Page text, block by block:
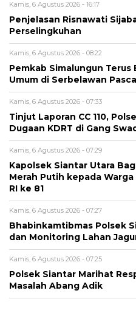
Kamis, 6 Agustus 2026 - 16:17
Penjelasan Risnawati
Perselingkuhan
Kamis, 6 Agustus 2026 - 08:22
Pemkab Simalungun
Umum di Serbelawan
Kamis, 6 Agustus 2026 - 07:33
Tinjut Laporan CC 110,
Dugaan KDRT di Gang
Kamis, 6 Agustus 2026 - 07:29
Kapolsek Siantar Utara
Merah Putih kepada
RI ke 81
Kamis, 6 Agustus 2026 - 07:27
Bhabinkamtibmas Polsek
dan Monitoring Lahan
Kamis, 6 Agustus 2026 - 07:25
Polsek Siantar Marihat
Masalah Abang Adik